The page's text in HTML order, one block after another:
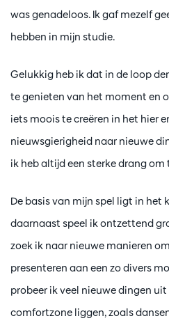
was genadeloos. Ik gaf mezelf
hebben in mijn studie.
Gelukkig heb ik dat in de loop
te genieten van het moment en
iets moois te creëren in het hier
nieuwsgierigheid naar nieuwe
ik heb altijd een sterke drang om
De basis van mijn spel ligt in het
daarnaast speel ik ontzettend
zoek ik naar nieuwe manieren
presenteren aan een zo divers
probeer ik veel nieuwe dingen
comfortzone liggen, zoals